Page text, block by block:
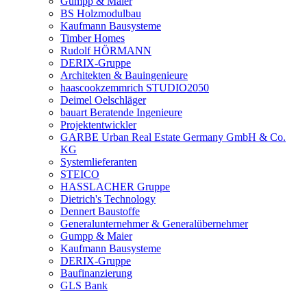
BS Holzmodulbau
Kaufmann Bausysteme
Timber Homes
Rudolf HÖRMANN
DERIX-Gruppe
Architekten & Bauingenieure
haascookzemmrich STUDIO2050
Deimel Oelschläger
bauart Beratende Ingenieure
Projektentwickler
GARBE Urban Real Estate Germany GmbH & Co.
KG
Systemlieferanten
STEICO
HASSLACHER Gruppe
Dietrich's Technology
Dennert Baustoffe
Generalunternehmer & Generalübernehmer
Gumpp & Maier
Kaufmann Bausysteme
DERIX-Gruppe
Baufinanzierung
GLS Bank